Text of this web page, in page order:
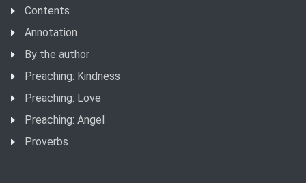
Contents
Annotation
By the author
Preaching: Kindness
Preaching: Love
Preaching: Angel
Proverbs